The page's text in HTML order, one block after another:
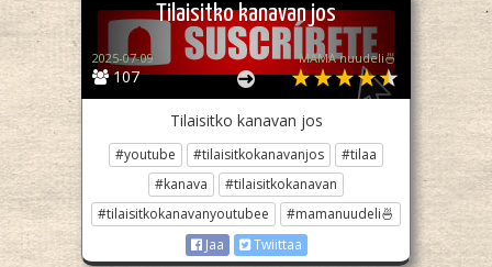
Tilaisitko kanavan jos
107
2025-07-09 MAMA nuudeli🍜
Tilaisitko kanavan jos
#youtube #tilaisitkokanavanjos
#tilaa
#kanava
#tilaisitkokanavan
#tilaisitkokanavanyoutubee
#mamanuudeli🍜
Jaa
Twiittaa